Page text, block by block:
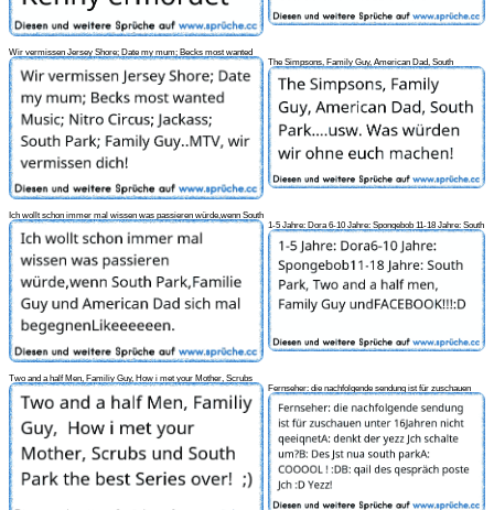
Wir vermissen Jersey Shore; Date my mum; Becks most wanted
Music; Nitro
The Simpsons, Family Guy, American Dad, South
Park....usw. Was würden wi
Ich wollt schon immer mal wissen was passieren würde,wenn South
Park,Fam
1-5 Jahre: Dora 6-10 Jahre: Spongebob 11-18 Jahre: South
Park, Two and a
Two and a half Men, Familiy Guy, How i met your Mother, Scrubs
und Sout
Fernseher: die nachfolgende sendung ist für zuschauen
unter 16Jahren nic